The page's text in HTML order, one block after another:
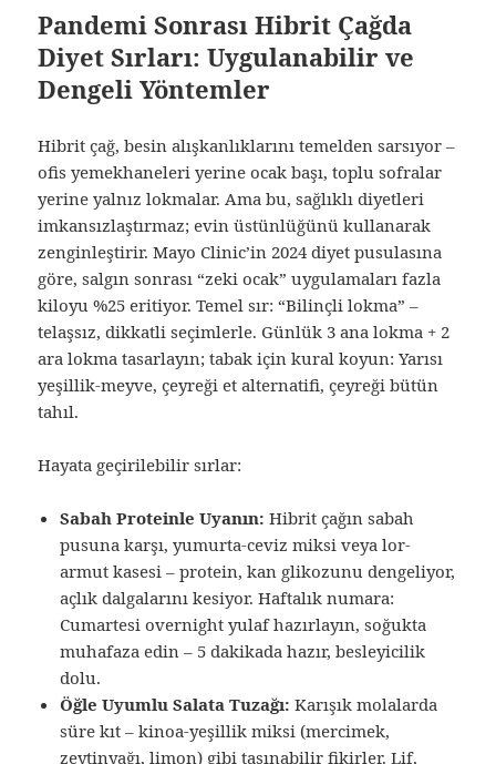
Pandemi Sonrası Hibrit Çağda
Diyet Sırları: Uygulanabilir ve
Dengeli Yöntemler
Hibrit çağ, besin alışkanlıklarını temelden sarsıyor –
ofis yemekhaneleri yerine ocak başı, toplu sofralar
yerine yalnız lokmalar. Ama bu, sağlıklı diyetleri
imkansızlaştırmaz; evin üstünlüğünü kullanarak
zenginleştirir. Mayo Clinic’in 2024 diyet pusulasına
göre, salgın sonrası “zeki ocak” uygulamaları fazla
kiloyu %25 eritiyor. Temel sır: “Bilinçli lokma” –
telaşsız, dikkatli seçimlerle. Günlük 3 ana lokma + 2
ara lokma tasarlayın; tabak için kural koyun: Yarısı
yeşillik-meyve, çeyreği et alternatifi, çeyreği bütün
tahıl.
Hayata geçirilebilir sırlar:
Sabah Proteinle Uyanın: Hibrit çağın sabah
pusuna karşı, yumurta-ceviz miksi veya lor-
armut kasesi – protein, kan glikozunu dengeliyor,
açlık dalgalarını kesiyor. Haftalık numara:
Cumartesi overnight yulaf hazırlayın, soğukta
muhafaza edin – 5 dakikada hazır, besleyicilik
dolu.
Öğle Uyumlu Salata Tuzağı: Karışık molalarda
süre kıt – kinoa-yeşillik miksi (mercimek,
zeytinyağı, limon) gibi taşınabilir fikirler. Lif,